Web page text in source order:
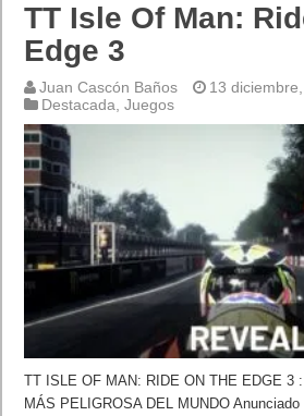
TT Isle Of Man:
Edge 3
Juan Cascón Baños
13
Destacada ,Juegos
TT ISLE OF MAN: RIDE ON THE EDGE 3
MÁS PELIGROSA DEL MUNDO